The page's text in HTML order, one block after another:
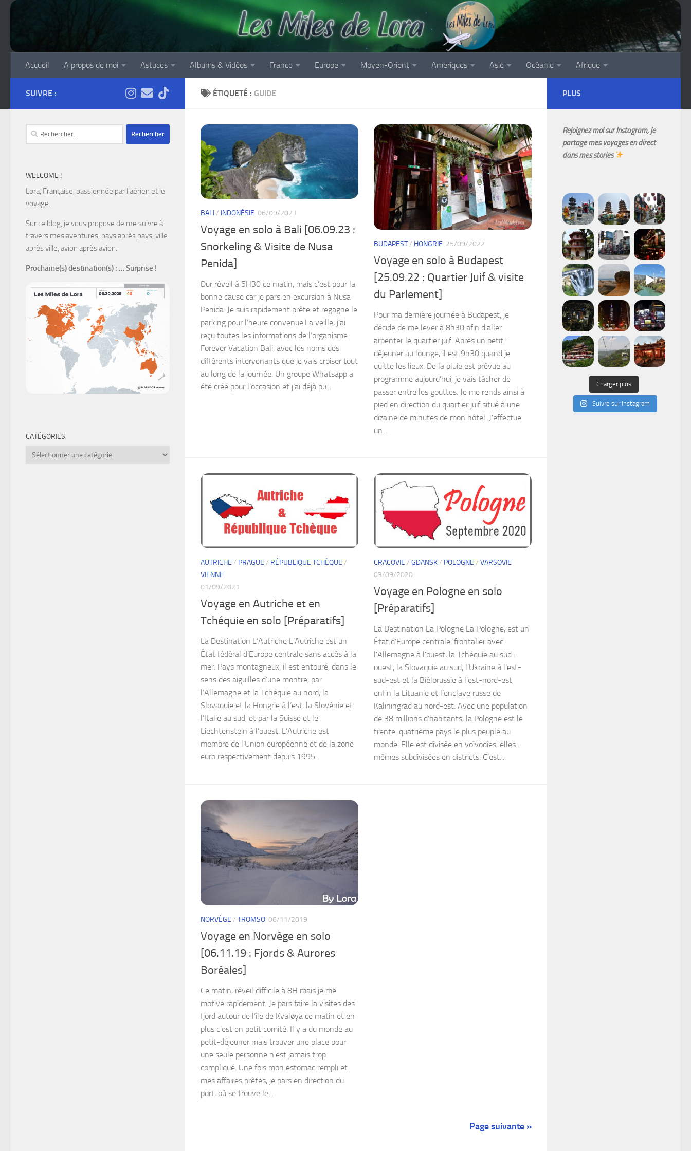
Accueil A propos de moi Astuces Albums & Vidéos France Europe Moyen-Orient Ameriques Asie Océanie Afrique
ÉTIQUETÉ : GUIDE
BALI/ INDONÉSIE 06/09/2023
Voyage en solo à Bali [06.09.23 :
Snorkeling & Visite de Nusa
Penida]
Dur réveil à 5H30 ce matin, mais c’est pour la
bonne cause car je pars en excursion à Nusa
Penida. Je suis rapidement prête et regagne le
parking pour l’heure convenue.La veille, j’ai
reçu toutes les informations de l’organisme
Forever Vacation Bali, avec les noms des
différents intervenants que je vais croiser tout
au long de la journée. Un groupe Whatsapp a
été créé pour l’occasion et j’ai déjà pu...
BUDAPEST/ HONGRIE 25/09/2022
Voyage en solo à Budapest
[25.09.22 : Quartier Juif & visite
du Parlement]
Pour ma dernière journée à Budapest, je
décide de me lever à 8h30 afin d’aller
arpenter le quartier juif. Après un petit-
déjeuner au lounge, il est 9h30 quand je
quitte les lieux. De la pluie est prévue au
programme aujourd’hui, je vais tâcher de
passer entre les gouttes. Je me rends ainsi à
pied en direction du quartier juif situé à une
dizaine de minutes de mon hôtel. J’effectue
un...
AUTRICHE / PRAGUE / RÉPUBLIQUE TCHÈQUE /
VIENNE
01/09/2021
Voyage en Autriche et en
Tchéquie en solo [Préparatifs]
La Destination L’Autriche L’Autriche est un
État fédéral d’Europe centrale sans accès à la
mer. Pays montagneux, il est entouré, dans le
sens des aiguilles d’une montre, par
l’Allemagne et la Tchéquie au nord, la
Slovaquie et la Hongrie à l’est, la Slovénie et
l’Italie au sud, et par la Suisse et le
Liechtenstein à l’ouest. L’Autriche est
membre de l’Union européenne et de la zone
euro respectivement depuis 1995...
CRACOVIE / GDANSK/ POLOGNE / VARSOVIE
03/09/2020
Voyage en Pologne en solo
[Préparatifs]
La Destination La Pologne La Pologne, est un
État d’Europe centrale, frontalier avec
l’Allemagne à l’ouest, la Tchéquie au sud-
ouest, la Slovaquie au sud, l’Ukraine à l’est-
sud-est et la Biélorussie à l’est-nord-est,
enfin la Lituanie et l’enclave russe de
Kaliningrad au nord-est. Avec une population
de 38 millions d’habitants, la Pologne est le
trente-quatrième pays le plus peuplé au
monde. Elle est divisée en voïvodies, elles-
mêmes subdivisées en districts. C’est...
NORVÈGE / TROMSO 06/11/2019
Voyage en Norvège en solo
[06.11.19 : Fjords & Aurores
Boréales]
Ce matin, réveil difficile à 8H mais je me
motive rapidement. Je pars faire la visites des
fjord autour de l’île de Kvaløya ce matin et en
plus c’est en petit comité. Il y a du monde au
petit-déjeuner mais trouver une place pour
une seule personne n’est jamais trop
compliqué. Une fois mon estomac rempli et
mes affaires prêtes, je pars en direction du
port, où se trouve le...
Page suivante »
SUIVRE :
Rechercher :
WELCOME !
Lora, Française, passionnée par l’aérien et le
voyage.
Sur ce blog, je vous propose de me suivre à
travers mes aventures, pays après pays, ville
après ville, avion après avion.
Prochaine(s) destination(s) : … Surprise !
CATÉGORIES
Catégories
PLUS
Rejoignez moi sur Instagram, je
partage mes voyages en direct
dans mes stories
Charger plus
Suivre sur Instagram